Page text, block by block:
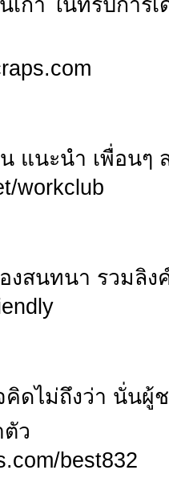
เก่า ในทริปการ
แนะนำ เพื่อนๆ
workclub
งสนทนา รวมลิ
ดไม่ถึงว่า นั่นผู้
ว
best832